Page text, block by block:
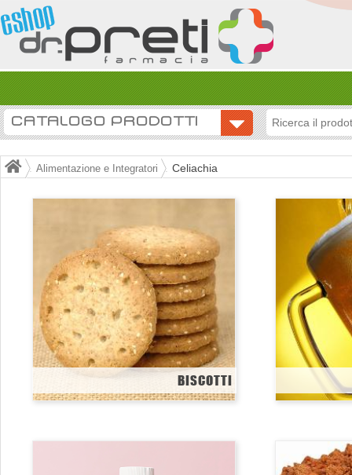
CATALOGO PRODOTTI
Alimentazione e Integratori Celiachia
BISCOTTI